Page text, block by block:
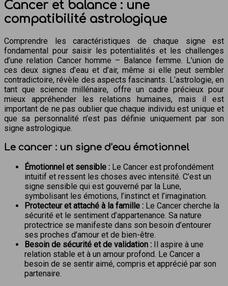
Cancer et balance : une
compatibilité astrologique
Comprendre les caractéristiques de chaque signe est
fondamental pour saisir les potentialités et les challenges
d’une relation Cancer homme – Balance femme. L’union de
ces deux signes d’eau et d’air, même si elle peut sembler
contradictoire, révèle des aspects fascinants. L’astrologie, en
tant que science millénaire, offre un cadre précieux pour
mieux appréhender les relations humaines, mais il est
important de ne pas oublier que chaque individu est unique et
que sa personnalité n’est pas définie uniquement par son
signe astrologique.
Le cancer : un signe d’eau émotionnel
Émotionnel et sensible : Le Cancer est profondément
intuitif et ressent les choses avec intensité. C’est un
signe sensible qui est gouverné par la Lune,
symbolisant les émotions, l’instinct et l’imagination.
Protecteur et attaché à la famille : Le Cancer cherche la
sécurité et le sentiment d’appartenance. Sa nature
protectrice se manifeste dans son besoin d’entourer
ses proches d’amour et de bien-être.
Besoin de sécurité et de validation : Il aspire à une
relation stable et à un amour profond. Le Cancer a
besoin de se sentir aimé, compris et apprécié par son
partenaire.